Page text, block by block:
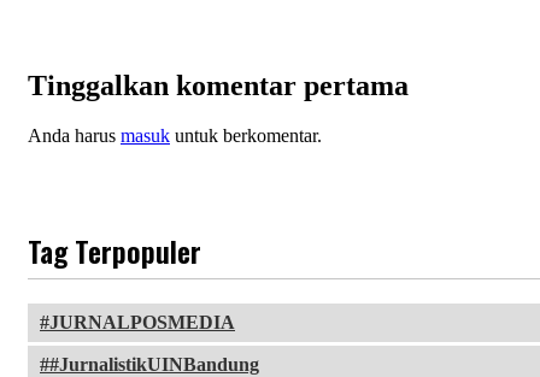
Tinggalkan komentar pertama
Anda harus masuk untuk berkomentar.
Tag Terpopuler
JURNALPOSMEDIA
#JurnalistikUINBandung